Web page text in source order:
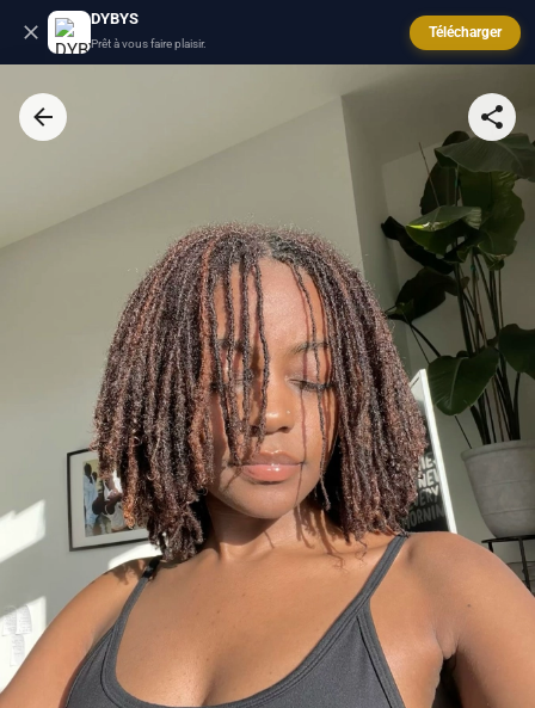
DYBYS
Prêt à vous faire plaisir.
Télécharger